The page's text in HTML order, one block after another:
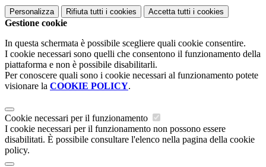
Personalizza Rifiuta tutti i cookies Accetta tutti i cookies
Gestione cookie
In questa schermata è possibile scegliere quali cookie consentire.
I cookie necessari sono quelli che consentono il funzionamento della
piattaforma e non è possibile disabilitarli.
Per conoscere quali sono i cookie necessari al funzionamento potete
visionare la COOKIE POLICY.
Cookie necessari per il funzionamento
I cookie necessari per il funzionamento non possono essere
disabilitati. È possibile consultare l'elenco nella pagina della cookie
policy.